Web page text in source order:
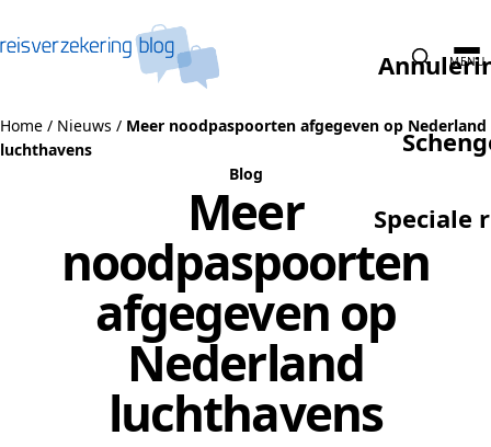
Speciale
MENU
Home / Nieuws / Meer noodpaspoorten afgegeven op Nederland
luchthavens
Blog
Meer
noodpaspoorten
afgegeven op
Nederland
luchthavens